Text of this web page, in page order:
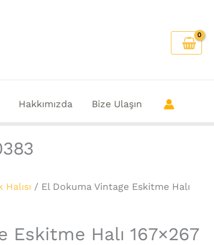
Hakkımızda Bize Ulaşın
Halısı / El Dokuma Vintage Eskitme Halı
Eskitme Halı 167×267